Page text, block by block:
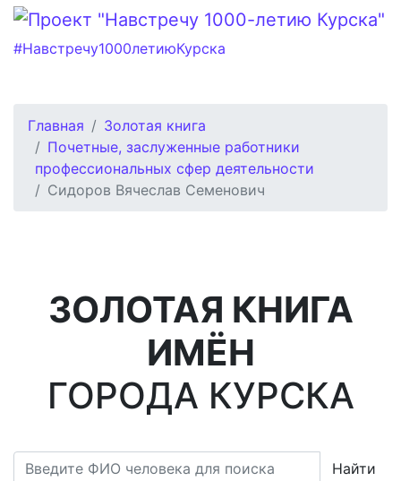
#Навстречу1000летиюКурска
Главная
Золотая книга
Почетные, заслуженные работники
профессиональных сфер деятельности
Сидоров Вячеслав Семенович
ЗОЛОТАЯ КНИГА
ИМЁН
ГОРОДА КУРСКА
Найти